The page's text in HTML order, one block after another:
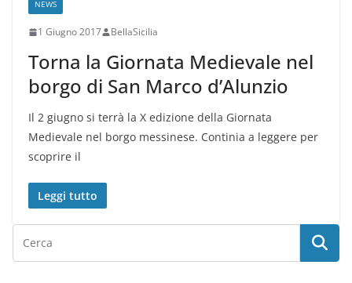
NEWS
1 Giugno 2017 BellaSicilia
Torna la Giornata Medievale nel
borgo di San Marco d’Alunzio
Il 2 giugno si terrà la X edizione della Giornata
Medievale nel borgo messinese. Continia a leggere per
scoprire il
Leggi tutto